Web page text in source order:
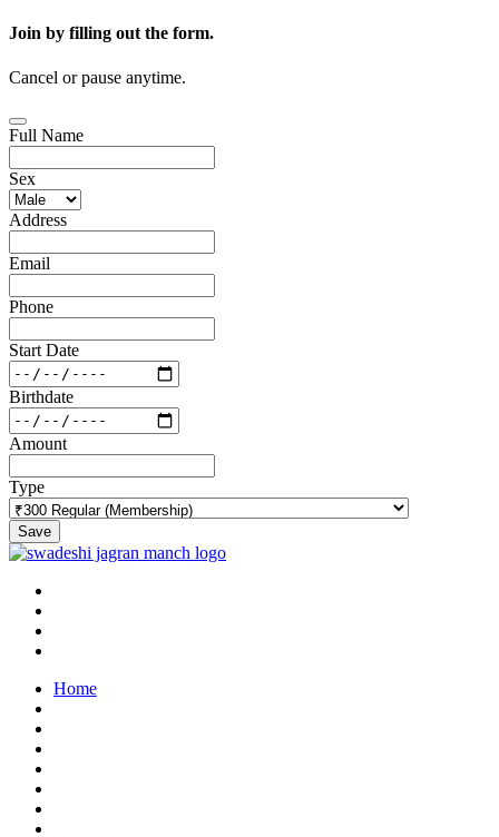
Join by filling out the form.
Cancel or pause anytime.
Full Name
Sex
Address
Email
Phone
Start Date
Birthdate
Amount
Type
Save
Home